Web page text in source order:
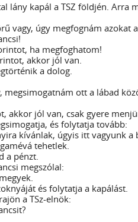
lány kapál a TSZ földjén. Arra
vagy, úgy megfognám azokat
ha megfoghatom!
akkor jól van.
a dolog.
megsimogatnám ott a lábad
akkor jól van, csak gyere
és folytatja tovább:
kívánlak, úgyis itt vagyunk a
tehetlek.
a pénzt.
megszólal:
és folytatja a kapálást.
a TSz-elnök: